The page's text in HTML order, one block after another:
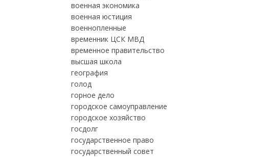
военная экономика
военная юстиция
военнопленные
временник ЦСК МВД
временное правительство
высшая школа
география
голод
горное дело
городское самоуправление
городское хозяйство
госдолг
государственное право
государственный совет